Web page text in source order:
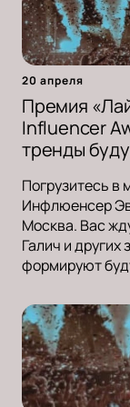
20 апреля
Премия
Influencer
тренды
Погрузитесь в
Инфлюенсер
Москва. Вас
Галич и других
формируют